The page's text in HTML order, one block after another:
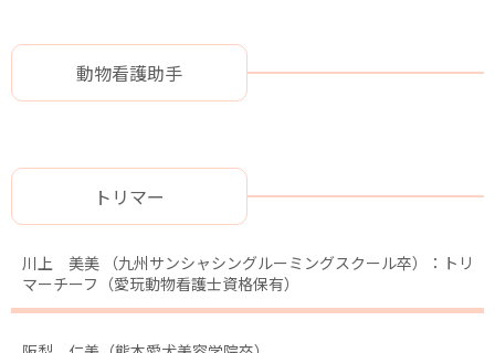
動物看護助手
トリマー
川上 美美 （九州サンシャシングルーミングスクール卒）：トリ
マーチーフ（愛玩動物看護士資格保有）